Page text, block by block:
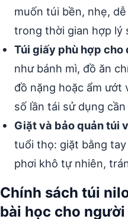
muốn túi bền, nhẹ,
trong thời gian hợp lý
Túi giấy phù hợp
như bánh mì, đồ ăn
đồ nặng hoặc ẩm ướt
số lần tái sử dụng
Giặt và bảo quản túi
tuổi thọ: giặt bằng
phơi khô tự nhiên,
Chính sách túi
bài học cho